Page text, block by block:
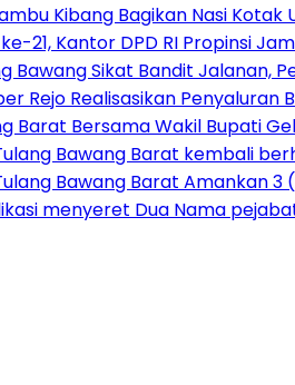
Kibang Bagikan Nasi
21, Kantor DPD RI Propinsi
Bawang Sikat Bandit Jalanan,
Rejo Realisasikan Penyaluran
Barat Bersama Wakil Bupati
Bawang Barat kembali
Bawang Barat Amankan 3
menyeret Dua Nama